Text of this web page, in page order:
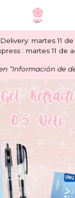
martes 11
: martes 11 de
“Información de